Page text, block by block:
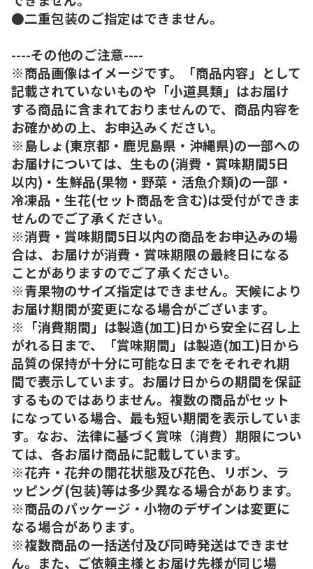
●二重包装のご指定はできません。
----その他のご注意----
※商品画像はイメージです。「商品内容」として
記載されていないものや「小道具類」はお届け
する商品に含まれておりませんので、商品内容を
お確かめの上、お申込みください。
※島しょ(東京都・鹿児島県・沖縄県)の一部への
お届けについては、生もの(消費・賞味期間5日
以内)・生鮮品(果物・野菜・活魚介類)の一部・
冷凍品・生花(セット商品を含む)は受付ができま
せんのでご了承ください。
※消費・賞味期間5日以内の商品をお申込みの場
合は、お届けが消費・賞味期限の最終日になる
ことがありますのでご了承ください。
※青果物のサイズ指定はできません。天候により
お届け期間が変更になる場合がございます。
※「消費期間」は製造(加工)日から安全に召し上
がれる日まで、「賞味期間」は製造(加工)日から
品質の保持が十分に可能な日までをそれぞれ期
間で表示しています。お届け日からの期間を保証
するものではありません。複数の商品がセット
になっている場合、最も短い期間を表示していま
す。なお、法律に基づく賞味（消費）期限につい
ては、各お届け商品に記載しています。
※花卉・花弁の開花状態及び花色、リボン、ラ
ッピング(包装)等は多少異なる場合があります。
※商品のパッケージ・小物のデザインは変更に
なる場合があります。
※複数商品の一括送付及び同時発送はできませ
ん。また、ご依頼主様とお届け先様が同じ場